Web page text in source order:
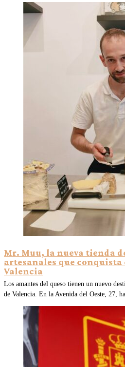
Mr. Muu, la nueva tienda
artesanales que conquista
Valencia
Los amantes del queso tienen un nuevo
de Valencia. En la Avenida del Oeste, 27,